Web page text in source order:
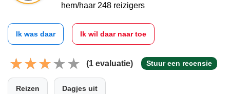
hem/haar 248 reizigers
Ik was daar Ik wil daar naar toe
(1 evaluatie) Stuur een recensie
Reizen Dagjes uit